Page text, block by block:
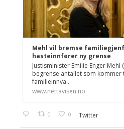
Mehl vil bremse
hasteinnfører ny grense
Justisminister Emilie Enger
begrense antallet som kommer
familieinnva...
www.nettavisen.no
0 0 Twitter